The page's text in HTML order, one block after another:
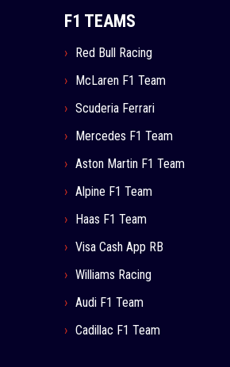
F1 TEAMS
Red Bull Racing
McLaren F1 Team
Scuderia Ferrari
Mercedes F1 Team
Aston Martin F1 Team
Alpine F1 Team
Haas F1 Team
Visa Cash App RB
Williams Racing
Audi F1 Team
Cadillac F1 Team